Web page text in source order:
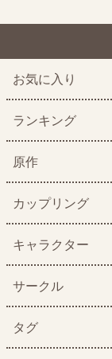
お気に入り
ランキング
原作
カップリング
キャラクター
サークル
タグ